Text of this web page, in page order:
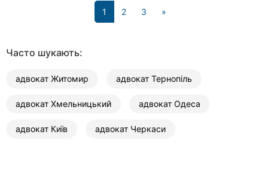
1 (current)
2 3 »
Часто шукають:
адвокат Житомир адвокат Тернопіль
адвокат Хмельницький адвокат Одеса
адвокат Київ адвокат Черкаси